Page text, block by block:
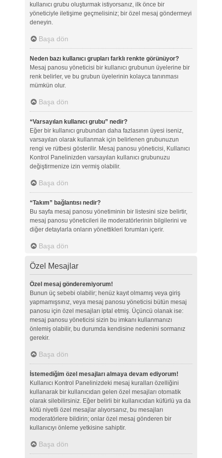
kullanıcı grubu oluşturmak istiyorsanız, ilk önce bir
yöneticiyle iletişime geçmelisiniz; bir özel mesaj göndermeyi
deneyin.
Başa dön
Neden bazı kullanıcı grupları farklı renkte görünüyor?
Mesaj panosu yöneticisi bir kullanıcı grubunun üyelerine bir
renk belirler, ve bu grubun üyelerinin kolayca tanınması
mümkün olur.
Başa dön
“Varsayılan kullanıcı grubu” nedir?
Eğer bir kullanıcı grubundan daha fazlasının üyesi iseniz,
varsayılan olarak kullanmak için belirlenen grubunuzun
rengi ve rütbesi gösterilir. Mesaj panosu yöneticisi, Kullanıcı
Kontrol Panelinizden varsayılan kullanıcı grubunuzu
değiştirmenize izin vermiş olabilir.
Başa dön
“Takım” bağlantısı nedir?
Bu sayfa mesaj panosu yönetiminin bir listesini size belirtir,
mesaj panosu yöneticileri ile moderatörlerinin bilgilerini ve
diğer detaylarla onların yönettikleri forumları içerir.
Başa dön
Özel Mesajlar
Özel mesaj gönderemiyorum!
Bunun üç sebebi olabilir; henüz kayıt olmamış veya giriş
yapmamışsınız, veya mesaj panosu yöneticisi bütün mesaj
panosu için özel mesajları iptal etmiş. Üçüncü olanak ise:
mesaj panosu yöneticisi sizin bu imkanı kullanmanızı
önlemiş olabilir, bu durumda kendisine nedenini sormanız
gerekir.
Başa dön
İstemediğim özel mesajları almaya devam ediyorum!
Kullanıcı Kontrol Panelinizdeki mesaj kuralları özelliğini
kullanarak bir kullanıcıdan gelen özel mesajları otomatik
olarak silebilirsiniz. Eğer belirli bir kullanıcıdan küfürlü ya da
kötü niyetli özel mesajlar alıyorsanız, bu mesajları
moderatörlere bildirin; onlar özel mesaj gönderen bir
kullanıcıyı önleme yetkisine sahiptir.
Başa dön